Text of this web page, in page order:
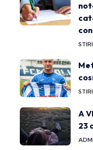
A
23